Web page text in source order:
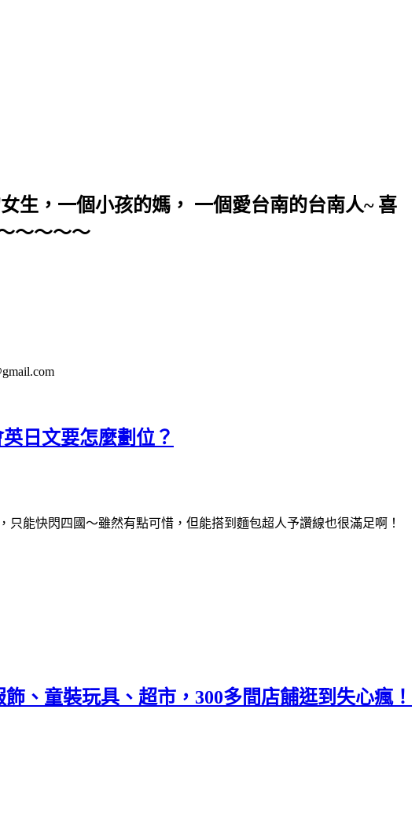
生，一個小孩的媽， 一個愛台南的台南人~ 喜
～～～～
日文要怎麼劃位？
能快閃四國～雖然有點可惜，但能搭到麵包超人予讚線也很滿足啊！
、童裝玩具、超市，300多間店餔逛到失心瘋！